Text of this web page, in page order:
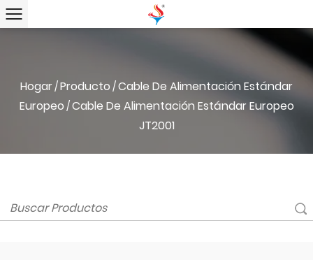
Hogar/Producto /Cable De Alimentación Estándar
Europeo /Cable De Alimentación Estándar Europeo
JT2001